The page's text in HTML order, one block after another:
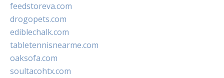
feedstoreva.com
drogopets.com
ediblechalk.com
tabletennisnearme.com
oaksofa.com
soultacohtx.com